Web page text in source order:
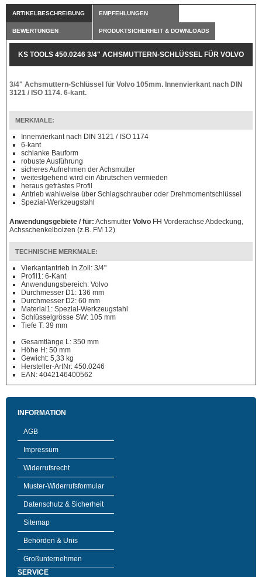
ARTIKELBESCHREIBUNG EMPFEHLUNGEN
BEWERTUNGEN PRODUKTSICHERHEIT & DOWNLOADS
KS TOOLS 450.0246 3/4" ACHSMUTTERN-SCHLÜSSEL FÜR VOLVO
3/4" Achsmuttern-Schlüssel für Volvo 105mm. Innenvierkant nach DIN
3121 / ISO 1174. 6-kant.
MERKMALE:
Innenvierkant nach DIN 3121 / ISO 1174
6-kant
schlanke Bauform
robuste Ausführung
sicheres Aufnehmen der Achsmutter
weitestgehend wird ein Abrutschen vermieden
heraus gefrästes Profil
Antrieb wahlweise über Schlagschrauber oder Drehmomentschlüssel
Spezial-Werkzeugstahl
Anwendungsgebiete / für: Achsmutter Volvo FH Vorderachse Abdeckung,
Achsschenkelbolzen (z.B. FM 12)
TECHNISCHE MERKMALE:
Vierkantantrieb in Zoll: 3/4"
Profil1: 6-Kant
Anwendungsbereich: Volvo
Durchmesser D1: 136 mm
Durchmesser D2: 60 mm
Material1: Spezial-Werkzeugstahl
Schlüsselgrösse SW: 105 mm
Tiefe T: 39 mm
Gesamtlänge L: 350 mm
Höhe H: 50 mm
Gewicht: 5,33 kg
Hersteller-ArtNr: 450.0246
EAN: 4042146400562
INFORMATION
AGB
Impressum
Widerrufsrecht
Muster-Widerrufsformular
Datenschutz & Sicherheit
Sitemap
Behörden & Unis
Großunternehmen
SERVICE